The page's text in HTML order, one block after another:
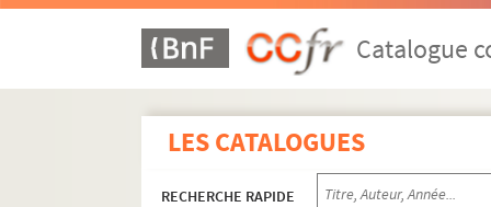
Catalogue
LES CATALOGUES
RECHERCHE RAPIDE